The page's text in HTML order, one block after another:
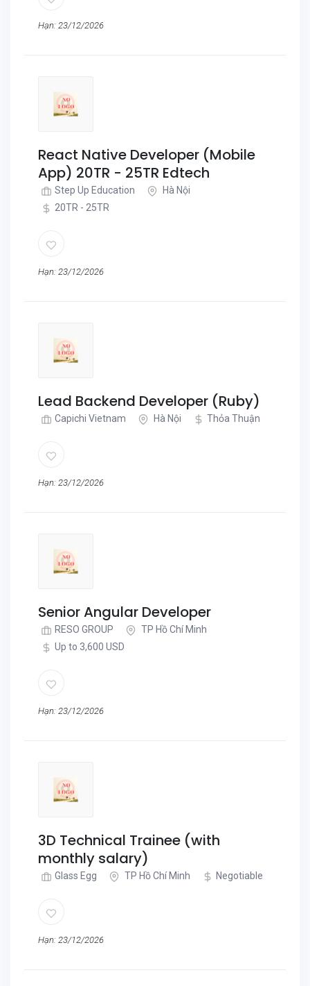
Hạn: 23/12/2026
React Native Developer (Mobile
App) 20TR - 25TR Edtech
Step Up Education
Hà Nội
20TR - 25TR
Hạn: 23/12/2026
Lead Backend Developer (Ruby)
Capichi Vietnam Hà Nội Thỏa Thuận
Hạn: 23/12/2026
Senior Angular Developer
RESO GROUP
TP Hồ Chí Minh
Up to 3,600 USD
Hạn: 23/12/2026
3D Technical Trainee (with
monthly salary)
Glass Egg TP Hồ Chí Minh Negotiable
Hạn: 23/12/2026